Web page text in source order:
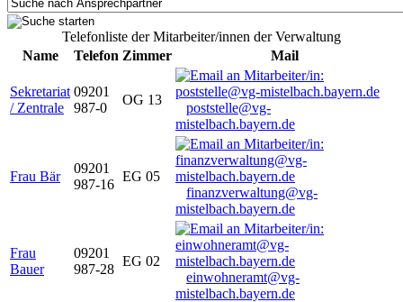
Telefonliste der Mitarbeiter/innen der Verwaltung
Name
Telefon Zimmer Mail
Sekretariat
/ Zentrale
09201
987-0
OG 13
poststelle@vg-
mistelbach.bayern.de
Frau Bär
09201
987-16
EG 05
finanzverwaltung@vg-
mistelbach.bayern.de
Frau
Bauer
09201
987-28
EG 02
einwohneramt@vg-
mistelbach.bayern.de